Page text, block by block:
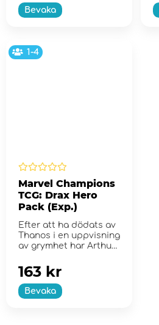
Bevaka
1-4
Marvel Champions
TCG: Drax Hero
Pack (Exp.)
Efter att ha dödats av
Thanos i en uppvisning
av grymhet har Arthur
Bevaka
163 kr